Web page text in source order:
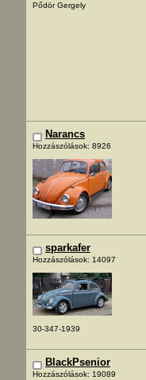
Pődör Gergely
Narancs
Hozzászólások: 8926
sparkafer
Hozzászólások: 14097
30-347-1939
BlackPsenior
Hozzászólások: 19089